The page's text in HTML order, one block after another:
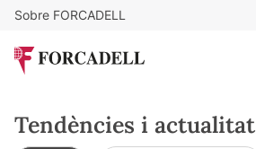
Sobre FORCADELL
Tendències i actualitat